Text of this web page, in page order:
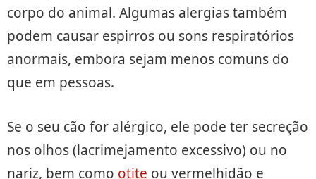
corpo do animal. Algumas alergias também
podem causar espirros ou sons respiratórios
anormais, embora sejam menos comuns do
que em pessoas.
Se o seu cão for alérgico, ele pode ter secreção
nos olhos (lacrimejamento excessivo) ou no
nariz, bem como otite ou vermelhidão e